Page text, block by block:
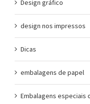
Design gráfico
design nos impressos
Dicas
embalagens de papel
Embalagens especiais